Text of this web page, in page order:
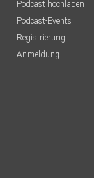
Podcast hochladen
Podcast-Events
Registrierung
Anmeldung